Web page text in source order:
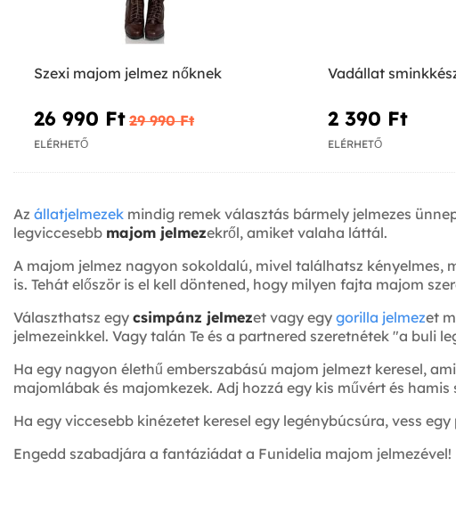
Szexi majom jelmez nőknek
26 990 Ft‎ 29 990 Ft‎
ELÉRHETŐ
Vadállat
2 390 Ft‎
ELÉRHETŐ
Az állatjelmezek mindig remek választás bármely jelmezes
legviccesebb majom jelmezekről, amiket valaha láttál.
A majom jelmez nagyon sokoldalú, mivel találhatsz
is. Tehát először is el kell döntened, hogy milyen fajta majom
Választhatsz egy csimpánz jelmezet vagy egy gorilla jelmezet
jelmezeinkkel. Vagy talán Te és a partnered szeretnétek "a buli
Ha egy nagyon élethű emberszabású majom jelmezt keresel,
majomlábak és majomkezek. Adj hozzá egy kis művért és
Ha egy viccesebb kinézetet keresel egy legénybúcsúra, vess
Engedd szabadjára a fantáziádat a Funidelia majom jelmezével!